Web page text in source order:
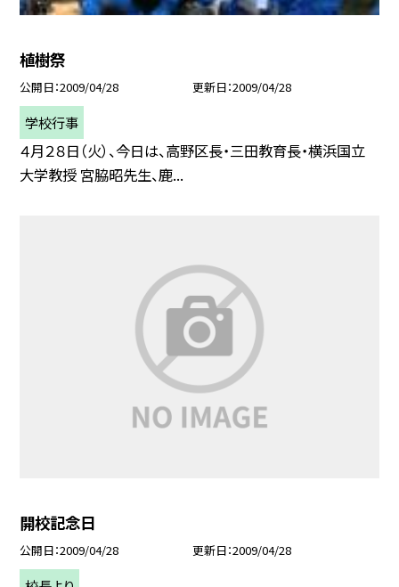
植樹祭
公開日 2009/04/28 更新日 2009/04/28
学校行事
４月２８日（火）、今日は、高野区長・三田教育長・横浜国立
大学教授 宮脇昭先生、鹿...
開校記念日
公開日 2009/04/28 更新日 2009/04/28